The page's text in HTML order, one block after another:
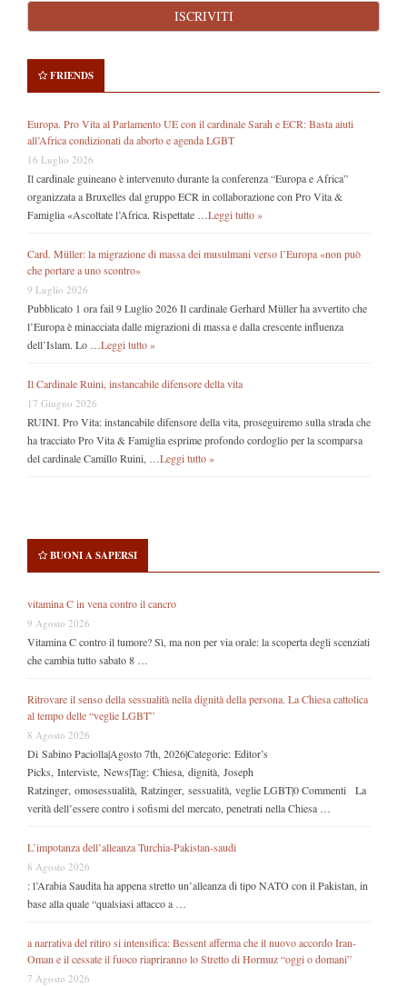
FRIENDS
Europa. Pro Vita al Parlamento UE con il cardinale Sarah e ECR: Basta aiuti
all’Africa condizionati da aborto e agenda LGBT
16 Luglio 2026
Il cardinale guineano è intervenuto durante la conferenza “Europa e Africa”
organizzata a Bruxelles dal gruppo ECR in collaborazione con Pro Vita &
Famiglia «Ascoltate l’Africa. Rispettate …Leggi tutto »
Card. Müller: la migrazione di massa dei musulmani verso l’Europa «non può
che portare a uno scontro»
9 Luglio 2026
Pubblicato 1 ora fail 9 Luglio 2026 Il cardinale Gerhard Müller ha avvertito che
l’Europa è minacciata dalle migrazioni di massa e dalla crescente influenza
dell’Islam. Lo …Leggi tutto »
Il Cardinale Ruini, instancabile difensore della vita
17 Giugno 2026
RUINI. Pro Vita: instancabile difensore della vita, proseguiremo sulla strada che
ha tracciato Pro Vita & Famiglia esprime profondo cordoglio per la scomparsa
del cardinale Camillo Ruini, …Leggi tutto »
BUONI A SAPERSI
vitamina C in vena contro il cancro
9 Agosto 2026
Vitamina C contro il tumore? Sì, ma non per via orale: la scoperta degli scenziati
che cambia tutto sabato 8 …
Ritrovare il senso della sessualità nella dignità della persona. La Chiesa cattolica
al tempo delle “veglie LGBT”
8 Agosto 2026
Di Sabino Paciolla|Agosto 7th, 2026|Categorie: Editor’s
Picks, Interviste, News|Tag: Chiesa, dignità, Joseph
Ratzinger, omosessualità, Ratzinger, sessualità, veglie LGBT|0 Commenti La
verità dell’essere contro i sofismi del mercato, penetrati nella Chiesa …
L’impotanza dell’alleanza Turchia-Pakistan-saudi
8 Agosto 2026
: l’Arabia Saudita ha appena stretto un’alleanza di tipo NATO con il Pakistan, in
base alla quale “qualsiasi attacco a …
a narrativa del ritiro si intensifica: Bessent afferma che il nuovo accordo Iran-
Oman e il cessate il fuoco riapriranno lo Stretto di Hormuz “oggi o domani”
7 Agosto 2026